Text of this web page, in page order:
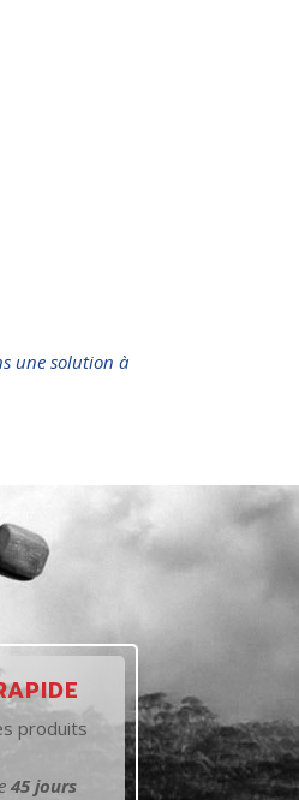
une solution à
produits
45 jours